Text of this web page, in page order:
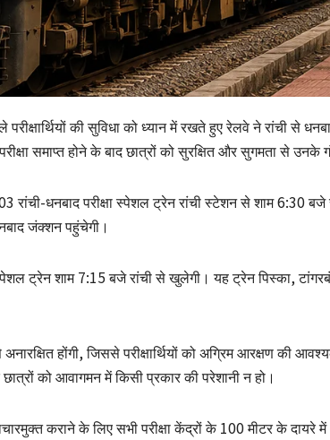
परीक्षार्थियों की सुविधा को ध्यान में रखते हुए रेलवे ने रांची से
समाप्त होने के बाद छात्रों को सुरक्षित और सुगमता से
रांची-धनबाद परीक्षा स्पेशल ट्रेन रांची स्टेशन से शाम 6:30 बजे
जंक्शन पहुंचेगी।
ट्रेन शाम 7:15 बजे रांची से खुलेगी। यह ट्रेन पिस्का,
होंगी, जिससे परीक्षार्थियों को अग्रिम आरक्षण की
को आवागमन में किसी प्रकार की परेशानी न हो।
कराने के लिए सभी परीक्षा केंद्रों के 100 मीटर के